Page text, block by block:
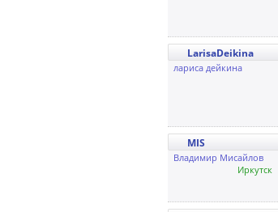
LarisaDeikina
лариса дейкина
MIS
Владимир Мисайлов
Иркутск